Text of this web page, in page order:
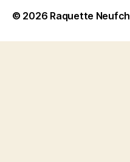
© 2026 Raquette